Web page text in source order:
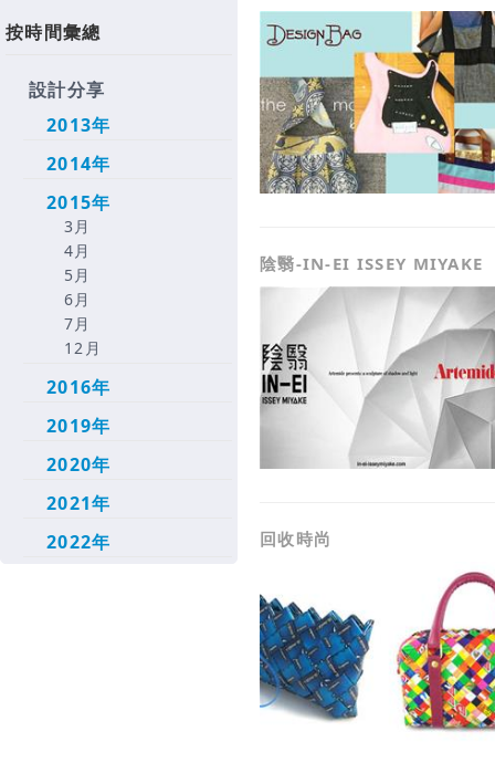
按時間彙總
設計分享
2013年
2014年
2015年
3月
4月
5月
6月
7月
12月
2016年
2019年
2020年
2021年
2022年
陰翳-IN-EI ISSEY MIYAKE
回收時尚